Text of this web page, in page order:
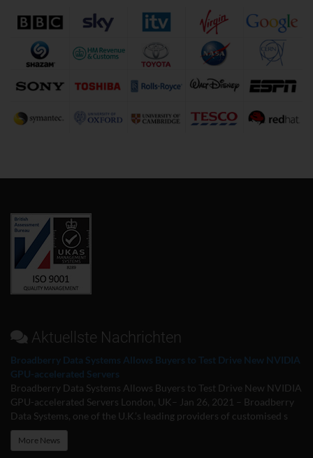
Aktuellste Nachrichten
Broadberry Data Systems Allows Buyers to Test Drive New NVIDIA
GPU-accelerated Servers
Broadberry Data Systems Allows Buyers to Test Drive New NVIDIA
GPU-accelerated Servers London, UK– Jan 26, 2021 – Broadberry
Data Systems, one of the U.K.’s leading providers of customised s
More News